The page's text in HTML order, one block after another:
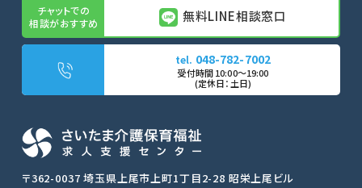
無料LINE相談窓口
転職サポートに申し込む
〒362-0037 埼玉県上尾市上町1丁目2-28 昭栄上尾ビル
無料LINE相談窓口
048-782-7002